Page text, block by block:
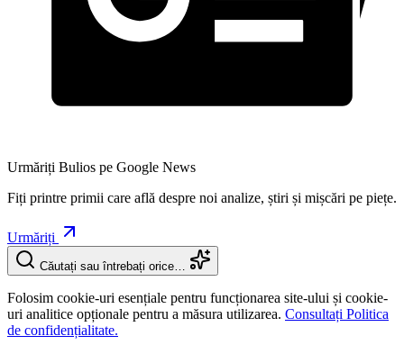
Urmăriți Bulios pe Google News
Fiți printre primii care află despre noi analize, știri și mișcări pe piețe.
Urmăriți
Căutați sau întrebați orice…
Folosim cookie-uri esențiale pentru funcționarea site-ului și cookie-
uri analitice opționale pentru a măsura utilizarea. Consultați Politica
de confidențialitate.